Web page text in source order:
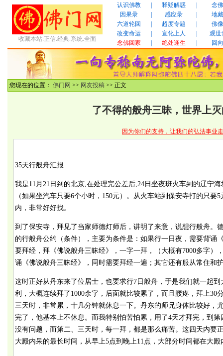
收藏本站:正信.经典.系统.全面
认识佛教 释疑解惑
念佛
因果录
感应录
地藏
六道轮回
超度专题
佛像
改变命运
宣化上人
观世
念佛回家
绝处逢生 回向
您现在的位置： 佛门网 >> 网友投稿 >> 正文
了不得的般舟三昧，世界上
因为你们的支持，让我们的弘法事业
35天行般舟汇报
我是11月21日到的北京,在处理完公差后,24日坐夜班火车到的辽宁
（如果坐汽车只要6个小时，150元）。从火车站到保安寺打的只要5
内，非常好好找。
到了保安寺，拜见了当家师德灯师后，讲明了来意，说想行般舟。
的行般舟公约（条件），主要为条件是：如果行一日夜，需要背诵
要拜经，拜《佛说般舟三昧经》，一字一拜，（大概有7000多字）
诵《佛说般舟三昧经》，同时需要拜经一遍；其它还有服从常住和
这时正好从丹东来了位居士，也要求行7日般舟，于是我们就一起
利，大概连续拜了1000余字，后面就比较累了，而且腰疼，拜上30
三天时，非常累，十几分钟就休息一下。丹东的师兄身体比较好，
完了，他基本上不休息。而我特别怕苦怕累，用了4天才拜完，到
没有问题，而第二、三天时，每一拜，都是那么痛苦。这四天内要
大殿内呆的最长时间，从早上5点到晚上11点，大部分时间都在大殿